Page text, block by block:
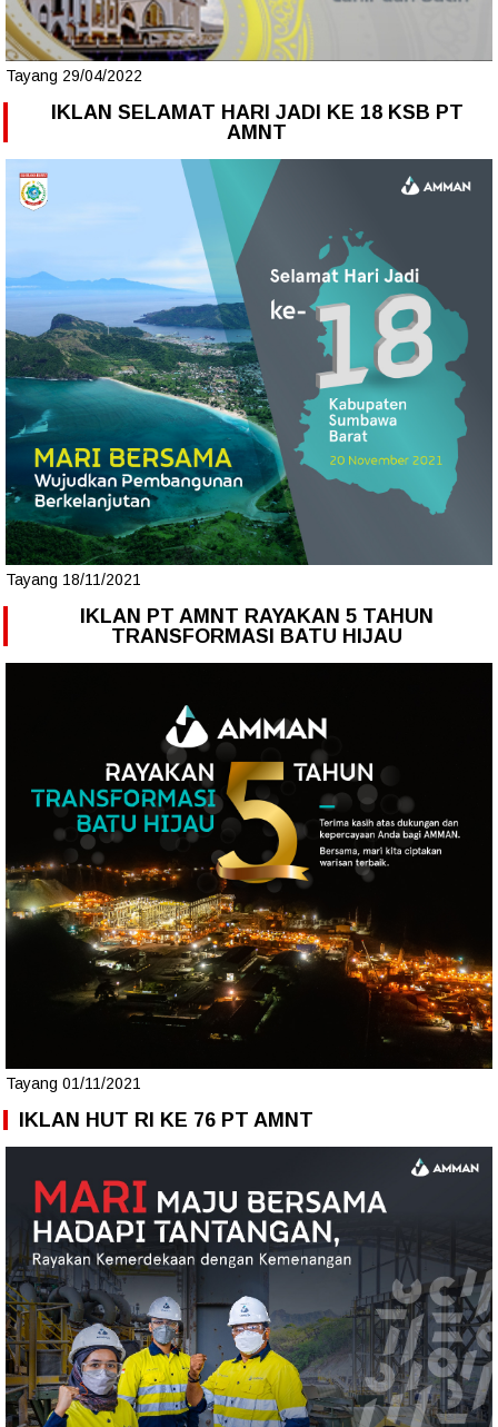
Tayang 29/04/2022
IKLAN SELAMAT HARI JADI KE 18 KSB PT
AMNT
Tayang 18/11/2021
IKLAN PT AMNT RAYAKAN 5 TAHUN
TRANSFORMASI BATU HIJAU
Tayang 01/11/2021
IKLAN HUT RI KE 76 PT AMNT